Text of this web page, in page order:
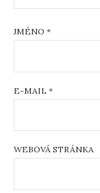
JMÉNO *
E-MAIL *
WEBOVÁ STRÁNKA